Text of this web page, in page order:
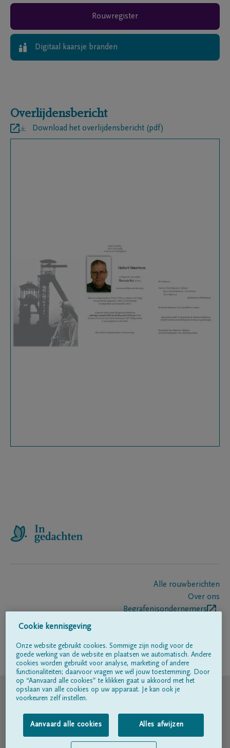
Rouwregister
Digitaal kaarsje branden
Overlijdensbericht
Download het overlijdensbericht (pdf)
Alle rouwberichten
Over ons
Begrafenisondernemers
Volg ons op
© DELA
Gebruiksvoorwaarden
Privacyverklaring
Cookie kennisgeving
Onze website gebruikt cookies. Sommige zijn nodig voor de
goede werking van de website en plaatsen we automatisch. Andere
cookies worden gebruikt voor analyse, marketing of andere
functionaliteiten; daarvoor vragen we wél jouw toestemming. Door
op “Aanvaard alle cookies” te klikken gaat u akkoord met het
opslaan van alle cookies op uw apparaat. Je kan ook je
voorkeuren zelf instellen.
Aanvaard alle cookies Alles afwijzen